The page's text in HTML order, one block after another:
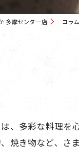
多摩センター店 コラム
、多彩な料理を
焼き物など、さ